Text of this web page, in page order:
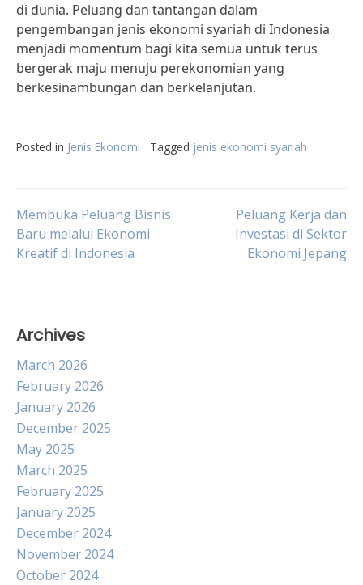
di dunia. Peluang dan tantangan dalam
pengembangan jenis ekonomi syariah di Indonesia
menjadi momentum bagi kita semua untuk terus
bergerak maju menuju perekonomian yang
berkesinambungan dan berkelanjutan.
Posted in Jenis Ekonomi Tagged jenis ekonomi syariah
Post
navigation
Membuka Peluang Bisnis
Baru melalui Ekonomi
Kreatif di Indonesia
Peluang Kerja dan
Investasi di Sektor
Ekonomi Jepang
Archives
March 2026
February 2026
January 2026
December 2025
May 2025
March 2025
February 2025
January 2025
December 2024
November 2024
October 2024